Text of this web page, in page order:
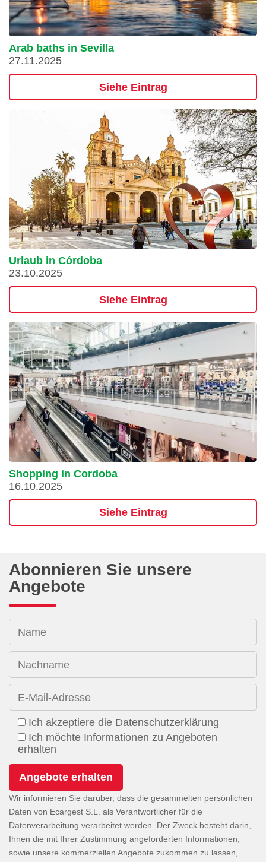
Arab baths in Sevilla
27.11.2025
Siehe Eintrag
Urlaub in Córdoba
23.10.2025
Siehe Eintrag
Shopping in Cordoba
16.10.2025
Siehe Eintrag
Abonnieren Sie unsere
Angebote
Name
Nachname
E-Mail-Adresse
Ich akzeptiere die Datenschutzerklärung
Ich möchte Informationen zu Angeboten
erhalten
Wir informieren Sie darüber, dass die gesammelten persönlichen
Daten von Ecargest S.L. als Verantwortlicher für die
Datenverarbeitung verarbeitet werden. Der Zweck besteht darin,
Ihnen die mit Ihrer Zustimmung angeforderten Informationen,
sowie unsere kommerziellen Angebote zukommen zu lassen,